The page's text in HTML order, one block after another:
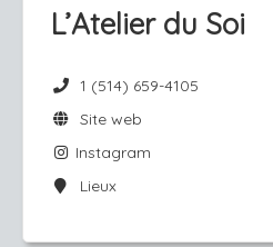
L’Atelier du Soi
1 (514) 659-4105
Site web
Instagram
Lieux